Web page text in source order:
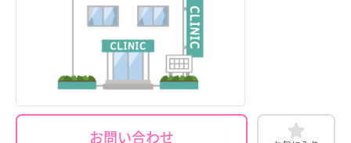
お問い合わせ